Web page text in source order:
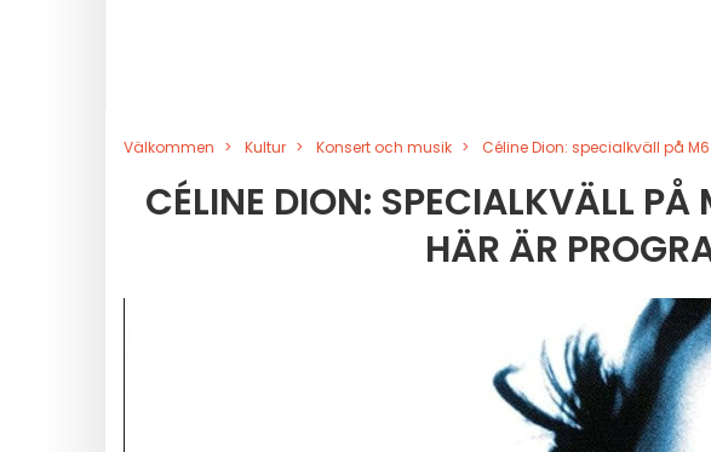
Välkommen Kultur Konsert och musik Céline Dion: specialkväll på
CÉLINE DION: SPECIALKVÄLL PÅ
HÄR ÄR